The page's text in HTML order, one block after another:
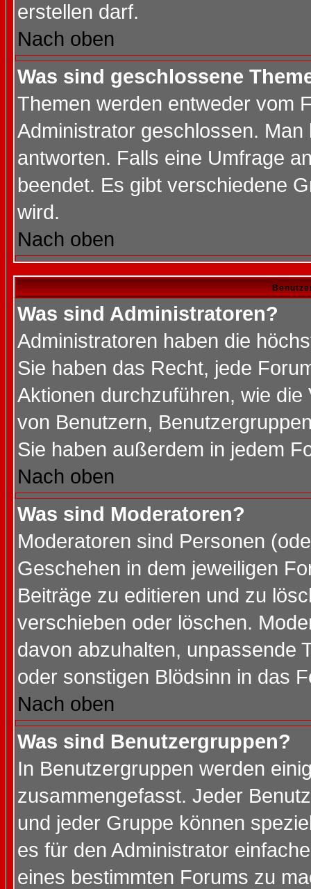
erstellen darf.
Nach oben
Was sind geschlossene
Themen werden entweder vom
Administrator geschlossen.
antworten. Falls eine Umfrage
beendet. Es gibt verschiedene
wird.
Nach oben
Was sind Administratoren?
Administratoren haben die
Sie haben das Recht, jede
Aktionen durchzuführen, wie
von Benutzern,
Sie haben außerdem in jedem
Nach oben
Was sind Moderatoren?
Moderatoren sind Personen
Geschehen in dem jeweiligen
Beiträge zu editieren und zu
verschieben oder löschen.
davon abzuhalten, unpassende
oder sonstigen Blödsinn in das
Nach oben
Was sind Benutzergruppen?
In Benutzergruppen werden
zusammengefasst. Jeder
und jeder Gruppe können
es für den Administrator
eines bestimmten Forums zu